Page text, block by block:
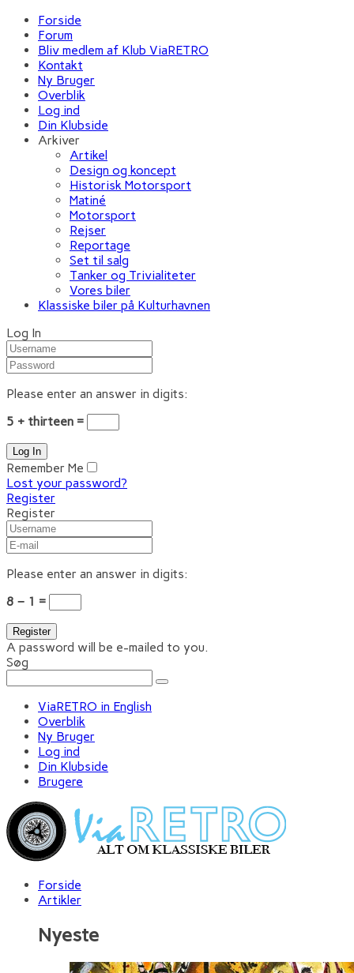
Forside
Forum
Bliv medlem af Klub ViaRETRO
Kontakt
Ny Bruger
Overblik
Log ind
Din Klubside
Arkiver
Artikel
Design og koncept
Historisk Motorsport
Matiné
Motorsport
Rejser
Reportage
Set til salg
Tanker og Trivialiteter
Vores biler
Klassiske biler på Kulturhavnen
Log In
Please enter an answer in digits:
5 + thirteen =
Remember Me
Lost your password?
Register
Register
Please enter an answer in digits:
8 − 1 =
A password will be e-mailed to you.
Søg
ViaRETRO in English
Overblik
Ny Bruger
Log ind
Din Klubside
Brugere
Forside
Artikler
Nyeste